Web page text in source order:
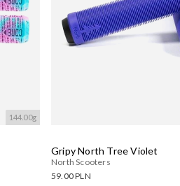
144.00g
Gripy North Tree Violet
North Scooters
59.00 PLN